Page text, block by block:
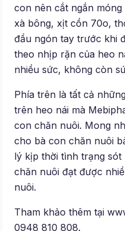
con nên cắt ngắn
xà bông, xịt cồn 70o,
đầu ngón tay trước khi
theo nhịp rặn của heo
nhiều sức, không còn
Phía trên là tất cả
trên heo nái mà
con chăn nuôi. Mong
cho bà con chăn nuôi
lý kịp thời tình trạng
chăn nuôi đạt được
nuôi.
Tham khảo thêm tại
0948 810 808.